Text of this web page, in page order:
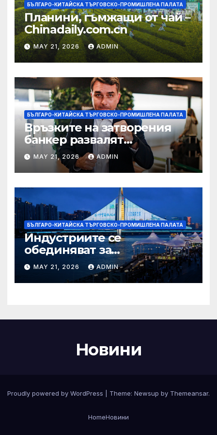
БЪЛГАРО-КИТАЙСКА ТЪРГОВСКО-ПРОМИШЛЕНА ПАЛАТА
Планини, гъмжащи от чай –
Chinadaily.com.cn
MAY 21, 2026 ADMIN
БЪЛГАРО-КИТАЙСКА ТЪРГОВСКО-ПРОМИШЛЕНА ПАЛАТА
Връзките на затворения
банкер развалят
надеждите на Флавио
Болсонаро за президент на
Бразилия
MAY 21, 2026 ADMIN
БЪЛГАРО-КИТАЙСКА ТЪРГОВСКО-ПРОМИШЛЕНА ПАЛАТА
Индустриите се
обединяват за
висококачествен растеж на
културния и
туристическия сектор
MAY 21, 2026 ADMIN
Новини
Proudly powered by WordPress Theme: Newsup by Themeansar.
HomeНовини